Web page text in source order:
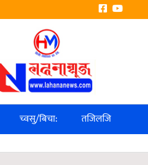
च्वसु/बिचा: तजिलजि